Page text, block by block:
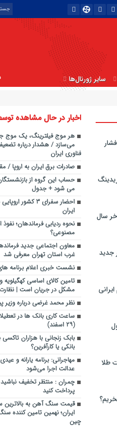
سایر ژورنال‌ها
سال
جدید
طلا
اخبار در حال مشاهده
هر موج فیلترینگ، یک موج
می‌سازد / هشدار درباره
فناوری ایران
صادرات برق ایران به اروپا /
می شود + جدول
احضار سفرای ۳ کشور
ایران
نحوه ردیابی فرماندهان؛
مصنوعی؟
معاون اجتماعی جدید
غرب استان تهران معرفی شد
نشست خبری اعلام برنامه های یوم
تامین کالای اساسی کهگیلویه
مشکل در جریان است | نظارت ۱۲٠ بازرس بر
نظر محمد غرضی درباره وزیر
ساعت کاری بانک ها در
(۲۹ اسفند)
بابک زنجانی با هزاران تاکسی
بانکی یا کارآفرین؟
مهاجرانی: برنامه یارانه و
عدالت اجرا می‌شود
چمران : منتظر تخفیف
پرداخت کنید
قیمت سنگ آهن به بالاترین
ایران؛ نهمین تامین کننده
چین